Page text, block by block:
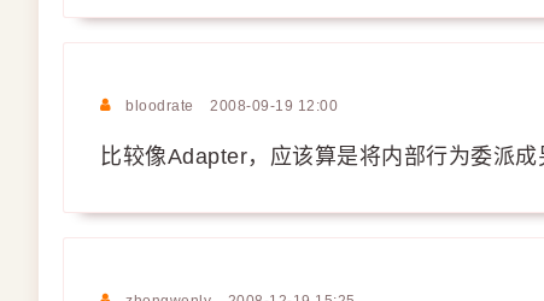
bloodrate 2008-09-19 12:00
比较像Adapter，应该算是将内部行为委派